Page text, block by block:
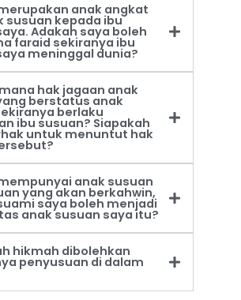
anak angkat
susuan kepada ibu
Adakah saya boleh
faraid sekiranya ibu
meninggal dunia?
hak jagaan anak
berstatus anak
berlaku
ibu susuan? Siapakah
untuk menuntut hak
anak susuan
yang akan berkahwin,
saya boleh menjadi
anak susuan saya itu?
hikmah dibolehkan
penyusuan di dalam